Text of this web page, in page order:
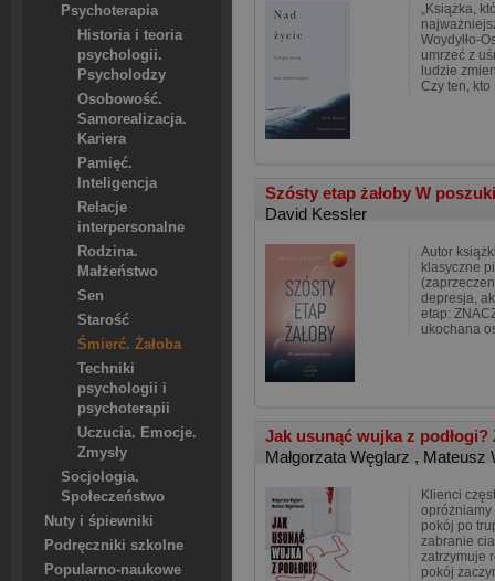
Psychoterapia
Historia i teoria
psychologii.
Psycholodzy
Osobowość.
Samorealizacja.
Kariera
Pamięć.
Inteligencja
Relacje
interpersonalne
Rodzina.
Małżeństwo
Sen
Starość
Śmierć. Żałoba
Techniki
psychologii i
psychoterapii
Uczucia. Emocje.
Zmysły
Socjologia.
Społeczeństwo
Nuty i śpiewniki
Podręczniki szkolne
Popularno-naukowe
„Książka,
Woydyłło-
umrzeć z
ludzie
Czy ten, kto
Szósty etap żałoby W
David Kessler
Autor
klasyczne
depresja,
etap:
ukochana
Jak usunąć wujka z
Małgorzata Węglarz , Mateusz
Klienci
opróżniamy
pokój po
zabranie
zatrzymuje
pokój